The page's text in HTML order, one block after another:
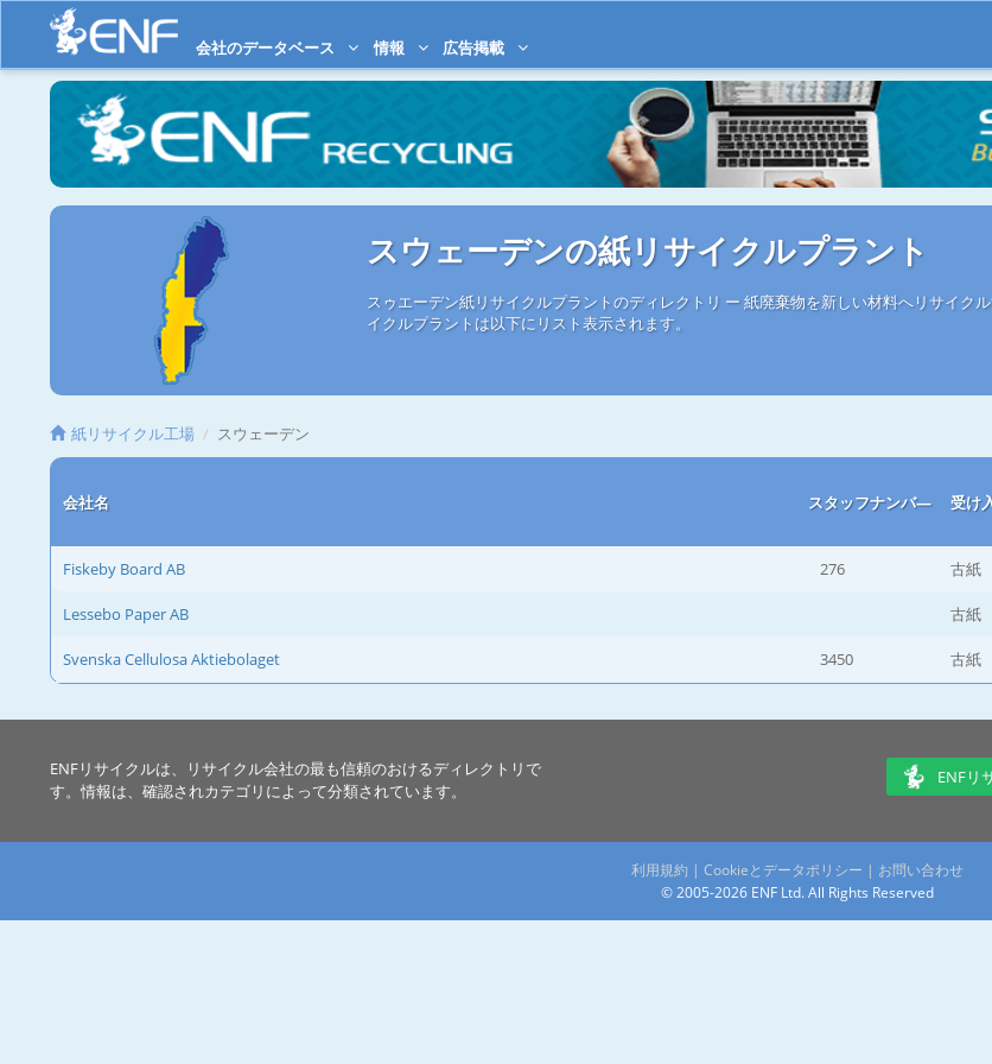
会社のデータベース 情報 広告掲載
スウェーデンの紙リサイクルプラント
スゥエーデン紙リサイクルプラントのディレクトリ ー 紙廃棄物を新しい材料へリサイ
イクルプラントは以下にリスト表示されます。
紙リサイクル工場 スウェーデン
会社名 スタッフナンバ― 受け
Fiskeby Board AB 276 古紙
Lessebo Paper AB 古紙
Svenska Cellulosa Aktiebolaget 3450 古紙
ENFリサイクルは、リサイクル会社の最も信頼のおけるディレクトリで
す。情報は、確認されカテゴリによって分類されています。
ENFリ
利用規約 | Cookieとデータポリシー | お問い合わせ
© 2005-2026 ENF Ltd. All Rights Reserved